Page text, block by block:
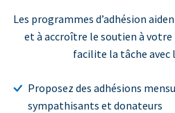
Les programmes d’adhésion
et à accroître le soutien à votre
facilite la tâche avec
Proposez des adhésions
sympathisants et donateurs